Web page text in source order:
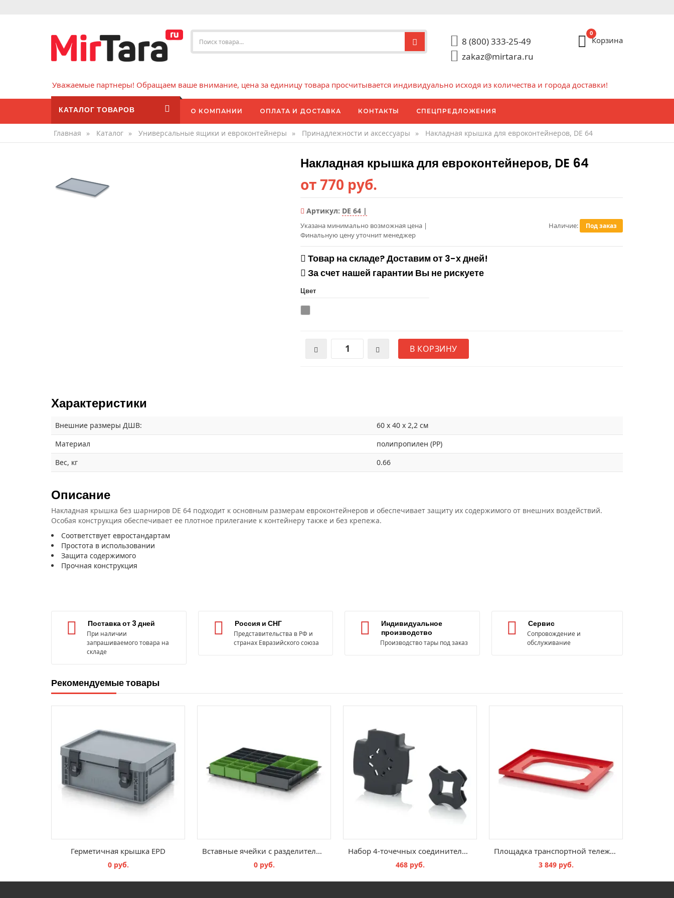
8 (800) 333-25-49
zakaz@mirtara.ru
0
Корзина
Уважаемые партнеры! Обращаем ваше внимание, цена за единицу товара просчитывается индивидуально исходя из количества и города доставки!
КАТАЛОГ ТОВАРОВ О КОМПАНИИ ОПЛАТА И ДОСТАВКА КОНТАКТЫ СПЕЦПРЕДЛОЖЕНИЯ
Главная » Каталог » Универсальные ящики и евроконтейнеры » Принадлежности и аксессуары » Накладная крышка для евроконтейнеров, DE 64
Накладная крышка для евроконтейнеров, DE 64
от 770 руб.
Артикул: DE 64 |
Указана минимально возможная цена |
Финальную цену уточнит менеджер
Наличие: Под заказ
Товар на складе? Доставим от 3-х дней!
За счет нашей гарантии Вы не рискуете
Цвет
В КОРЗИНУ
Характеристики
Внешние размеры ДШВ:
60 x 40 x 2,2 см
Материал
полипропилен (PP)
Вес, кг
0.66
Описание
Накладная крышка без шарниров DE 64 подходит к основным размерам евроконтейнеров и обеспечивает защиту их содержимого от внешних воздействий.
Особая конструкция обеспечивает ее плотное прилегание к контейнеру также и без крепежа.
Соответствует евростандартам
Простота в использовании
Защита содержимого
Прочная конструкция
Поставка от 3 дней
При наличии
запрашиваемого товара на
складе
Россия и СНГ
Представительства в РФ и
странах Евразийского союза
Индивидуальное
производство
Производство тары под заказ
Сервис
Сопровождение и
обслуживание
Рекомендуемые товары
Герметичная крышка EPD
0 руб.
Вставные ячейки с разделительной вставкой EG TEK 64 B3
0 руб.
Набор 4-точечных соединительных элементов VE-4VH 215
468 руб.
Площадка транспортной тележки
3 849 руб.